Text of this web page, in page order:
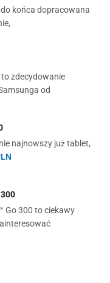
końca dopracowana
zdecydowanie
od
najnowszy już tablet,
Go 300 to ciekawy